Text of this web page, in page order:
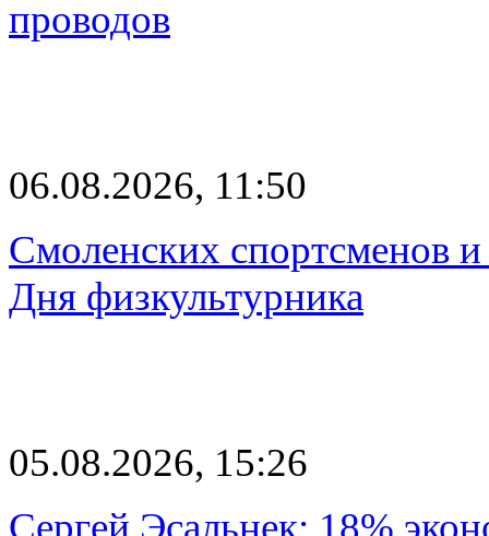
проводов
06.08.2026, 11:50
Смоленских спортсменов
Дня физкультурника
05.08.2026, 15:26
Сергей Эсальнек: 18%